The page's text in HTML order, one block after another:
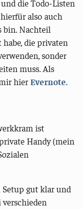
die Todo-Listen
also auch
bin. Nachteil
die privaten
sonder
muss. Als
hierEvernote.
ist
Handy (mein
gut klar und